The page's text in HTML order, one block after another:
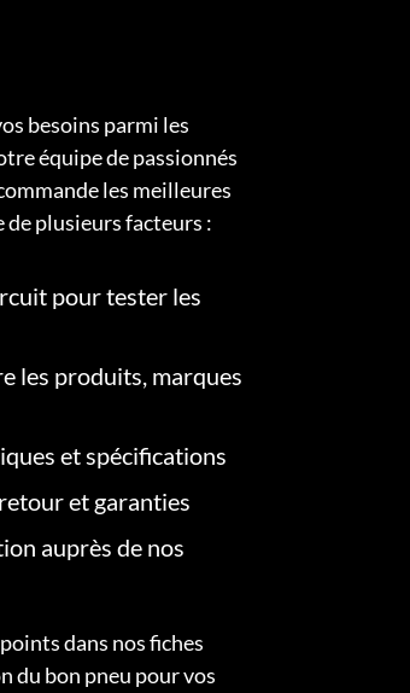
besoins parmi les
équipe de passionnés
les meilleures
de plusieurs facteurs :
pour tester les
les produits, marques
et spécifications
et garanties
auprès de nos
dans nos fiches
du bon pneu pour vos